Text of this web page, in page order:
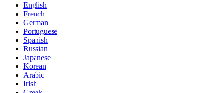
English
French
German
Portuguese
Spanish
Russian
Japanese
Korean
Arabic
Irish